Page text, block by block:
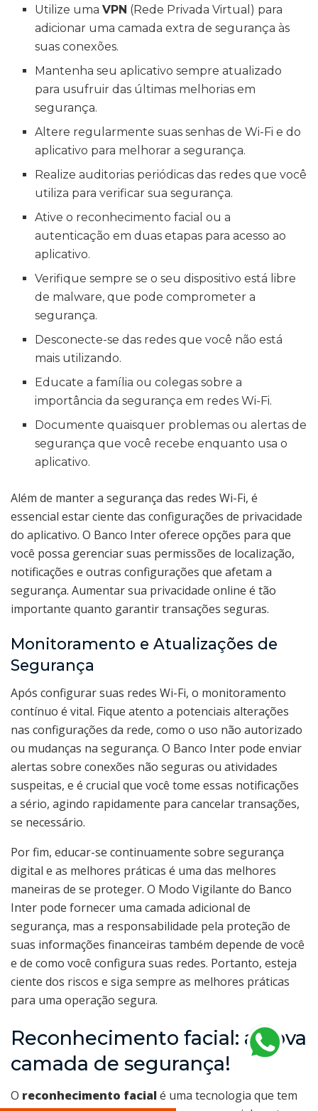
Utilize umaVPN (Rede Privada Virtual) para
adicionar uma camada extra de segurança às
suas conexões.
Mantenha seu aplicativo sempre atualizado
para usufruir das últimas melhorias em
segurança.
Altere regularmente suas senhas de Wi-Fi e do
aplicativo para melhorar a segurança.
Realize auditorias periódicas das redes que você
utiliza para verificar sua segurança.
Ative o reconhecimento facial ou a
autenticação em duas etapas para acesso ao
aplicativo.
Verifique sempre se o seu dispositivo está libre
de malware, que pode comprometer a
segurança.
Desconecte-se das redes que você não está
mais utilizando.
Educate a família ou colegas sobre a
importância da segurança em redes Wi-Fi.
Documente quaisquer problemas ou alertas de
segurança que você recebe enquanto usa o
aplicativo.
Além de manter a segurança das redes Wi-Fi, é
essencial estar ciente das configurações de privacidade
do aplicativo. O Banco Inter oferece opções para que
você possa gerenciar suas permissões de localização,
notificações e outras configurações que afetam a
segurança. Aumentar sua privacidade online é tão
importante quanto garantir transações seguras.
Monitoramento e Atualizações de
Segurança
Após configurar suas redes Wi-Fi, o monitoramento
contínuo é vital. Fique atento a potenciais alterações
nas configurações da rede, como o uso não autorizado
ou mudanças na segurança. O Banco Inter pode enviar
alertas sobre conexões não seguras ou atividades
suspeitas, e é crucial que você tome essas notificações
a sério, agindo rapidamente para cancelar transações,
se necessário.
Por fim, educar-se continuamente sobre segurança
digital e as melhores práticas é uma das melhores
maneiras de se proteger. O Modo Vigilante do Banco
Inter pode fornecer uma camada adicional de
segurança, mas a responsabilidade pela proteção de
suas informações financeiras também depende de você
e de como você configura suas redes. Portanto, esteja
ciente dos riscos e siga sempre as melhores práticas
para uma operação segura.
Reconhecimento facial: a nova
camada de segurança!
O reconhecimento facial é uma tecnologia que tem